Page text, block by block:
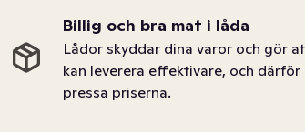
Billig och bra mat i låda
Lådor skyddar dina varor och gör
kan leverera effektivare, och därför
pressa priserna.